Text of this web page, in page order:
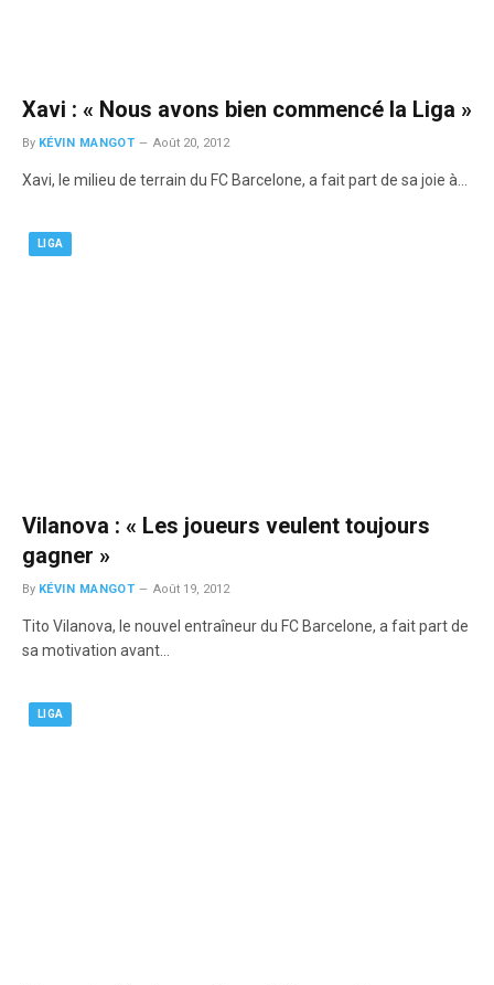
Xavi : « Nous avons bien commencé la Liga »
By KÉVIN MANGOT Août 20, 2012
Xavi, le milieu de terrain du FC Barcelone, a fait part de sa joie à…
LIGA
Vilanova : « Les joueurs veulent toujours
gagner »
By KÉVIN MANGOT Août 19, 2012
Tito Vilanova, le nouvel entraîneur du FC Barcelone, a fait part de
sa motivation avant…
LIGA